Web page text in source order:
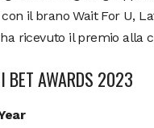
il brano Wait For U,
ricevuto il premio alla
BET AWARDS 2023